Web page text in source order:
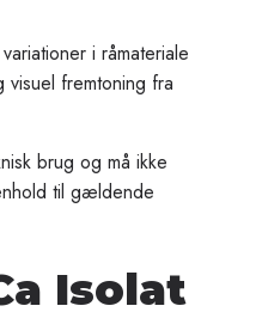
i råmateriale
visuel fremtoning fra
brug og må ikke
til gældende
Isolat